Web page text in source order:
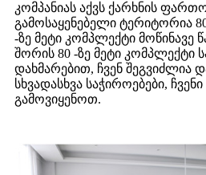
კომპანიას აქვს ქარხნის
გამოსაყენებელი ტერიტორია
-ზე მეტი კომპლექტი
შორის 80 -ზე მეტი კომპლექტი
დახმარებით, ჩვენ შეგვიძლია
სხვადასხვა საჭიროებები,
გამოვიყენოთ.